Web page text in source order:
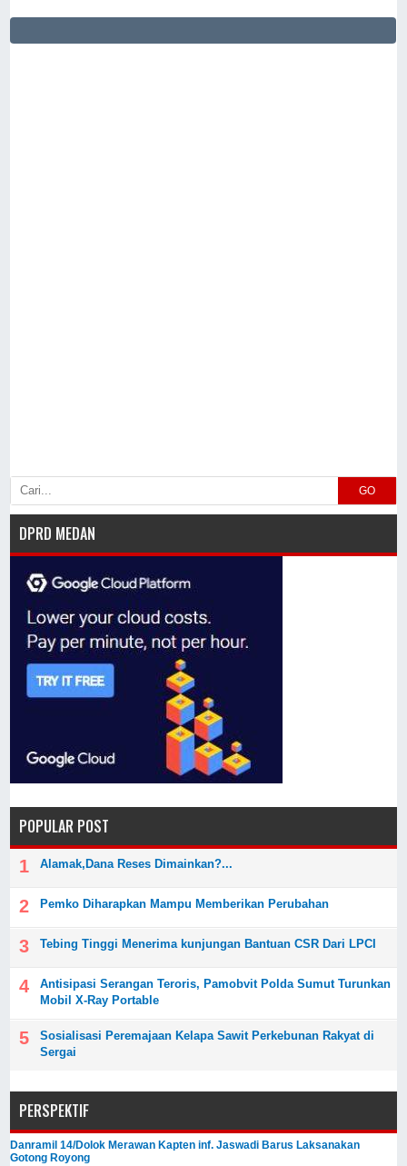
GO
DPRD MEDAN
POPULAR POST
Alamak,Dana Reses Dimainkan?...
Pemko Diharapkan Mampu Memberikan Perubahan
Tebing Tinggi Menerima kunjungan Bantuan CSR Dari LPCI
Antisipasi Serangan Teroris, Pamobvit Polda Sumut Turunkan
Mobil X-Ray Portable
Sosialisasi Peremajaan Kelapa Sawit Perkebunan Rakyat di
Sergai
PERSPEKTIF
Danramil 14/Dolok Merawan Kapten inf. Jaswadi Barus Laksanakan
Gotong Royong